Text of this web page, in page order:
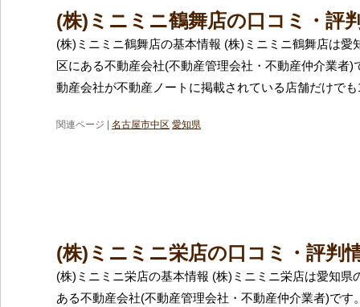
(株)ミニミニ鶴舞店の口コミ・評
(株)ミニミニ鶴舞店の基本情報 (株)ミニミニ鶴舞店は愛
区にある不動産会社(不動産管理会社・不動産仲介業者)
動産会社が不動産ノートに掲載されている店舗だけでも
関連ページ | 名古屋市中区 愛知県
(株)ミニミニ栄店の口コミ・評判
(株)ミニミニ栄店の基本情報 (株)ミニミニ栄店は愛知県
ある不動産会社(不動産管理会社・不動産仲介業者)です